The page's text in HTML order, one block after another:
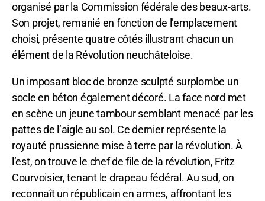
organisé par la Commission fédérale des beaux-arts.
Son projet, remanié en fonction de l’emplacement
choisi, présente quatre côtés illustrant chacun un
élément de la Révolution neuchâteloise.
Un imposant bloc de bronze sculpté surplombe un
socle en béton également décoré. La face nord met
en scène un jeune tambour semblant menacé par les
pattes de l’aigle au sol. Ce dernier représente la
royauté prussienne mise à terre par la révolution. À
l’est, on trouve le chef de file de la révolution, Fritz
Courvoisier, tenant le drapeau fédéral. Au sud, on
reconnaît un républicain en armes, affrontant les